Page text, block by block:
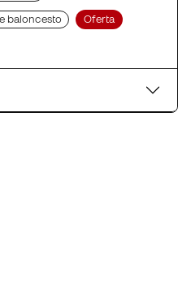
baloncesto Oferta